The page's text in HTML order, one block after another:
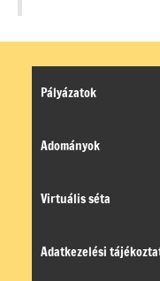
Pályázatok
Adományok
Virtuális séta
Adatkezelési